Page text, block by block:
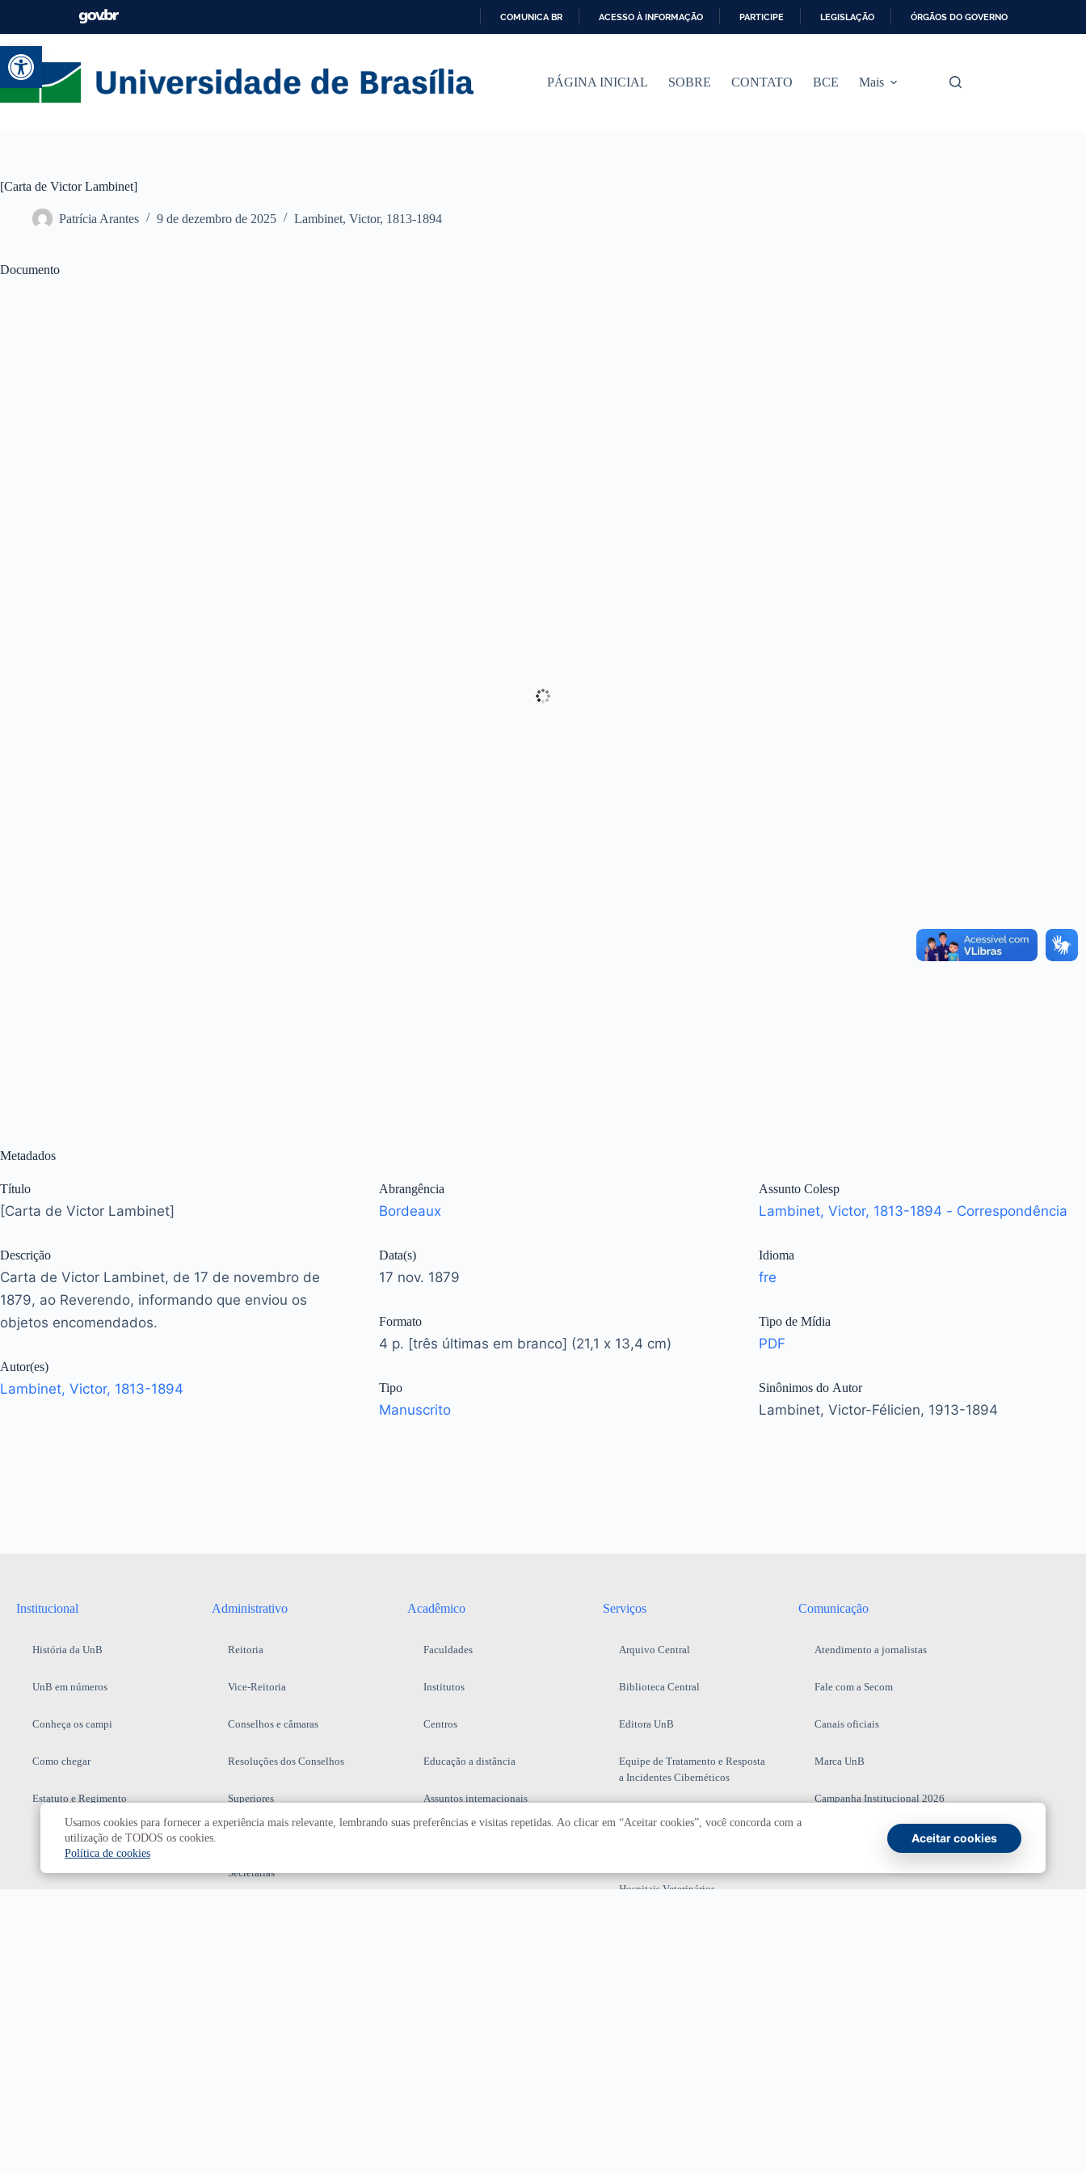
Abrir a barra de ferramentas
A
COMUNICA BR ACESSO À INFORMAÇÃO PARTICIPE LEGISLAÇÃO ÓRGÃOS DO GOVERNO
PÁGINA INICIAL SOBRE CONTATO BCE Mais
[Carta de Victor Lambinet]
Patrícia Arantes 9 de dezembro de 2025 Lambinet, Victor, 1813-1894
Documento
Metadados
Título
[Carta de Victor Lambinet]
Descrição
Carta de Victor Lambinet, de 17 de novembro de
1879, ao Reverendo, informando que enviou os
objetos encomendados.
Autor(es)
Lambinet, Victor, 1813-1894
Abrangência
Bordeaux
Data(s)
17 nov. 1879
Formato
4 p. [três últimas em branco] (21,1 x 13,4 cm)
Tipo
Manuscrito
Assunto Colesp
Lambinet, Victor, 1813-1894 - Correspondência
Idioma
fre
Tipo de Mídia
PDF
Sinônimos do Autor
Lambinet, Victor-Félicien, 1913-1894
Institucional
História da UnB
UnB em números
Conheça os campi
Como chegar
Estatuto e Regimento
Administrativo
Reitoria
Vice-Reitoria
Conselhos e câmaras
Resoluções dos Conselhos
Superiores
Secretarias
Acadêmico
Faculdades
Institutos
Centros
Educação a distância
Assuntos internacionais
Serviços
Arquivo Central
Biblioteca Central
Editora UnB
Equipe de Tratamento e Resposta
a Incidentes Cibernéticos
Hospitais Veterinários
Comunicação
Atendimento a jornalistas
Fale com a Secom
Canais oficiais
Marca UnB
Campanha Institucional 2026
Usamos cookies para fornecer a experiência mais relevante, lembrando suas preferências e visitas repetidas. Ao clicar em “Aceitar cookies”, você concorda com a
utilização de TODOS os cookies.
Política de cookies
Aceitar cookies